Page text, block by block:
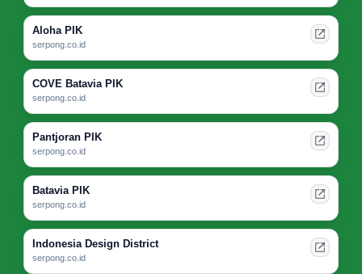
Aloha PIK
serpong.co.id
COVE Batavia PIK
serpong.co.id
Pantjoran PIK
serpong.co.id
Batavia PIK
serpong.co.id
Indonesia Design District
serpong.co.id